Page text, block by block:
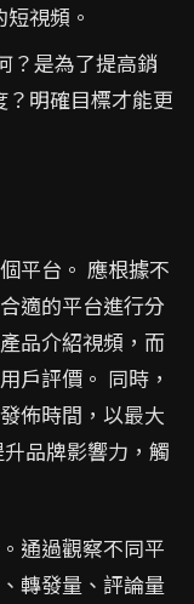
視頻。
？是為了提高銷
明確目標才能更
平台。 應根據不
適的平台進行分
品介紹視頻，而
戶評價。 同時，
佈時間，以最大
品牌影響力，觸
通過觀察不同平
轉發量、評論量